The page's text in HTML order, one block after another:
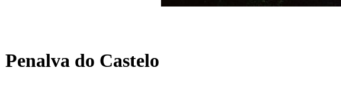
Penalva do Castelo